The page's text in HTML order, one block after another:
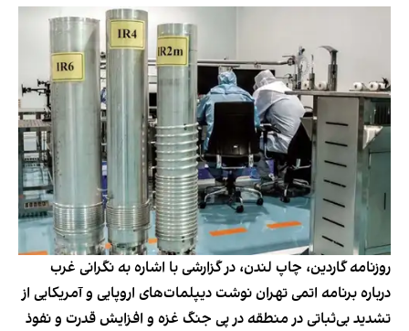
روزنامه گاردین، چاپ لندن، در گزارشی با اشاره به نگرانی غرب
درباره برنامه اتمی تهران نوشت دیپلمات‌های اروپایی و آمریکایی از
تشدید ‌بی‌ثباتی‌ در منطقه در پی جنگ غزه و افزایش قدرت و نفوذ